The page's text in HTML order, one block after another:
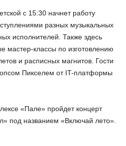
с 15:30 начнет работу
разных музыкальных
исполнителей. Также здесь
мастер-классы по изготовлению
и расписных магнитов. Гости
Пикселем от IT-платформы
«Пале» пройдет концерт
под названием «Включай лето».